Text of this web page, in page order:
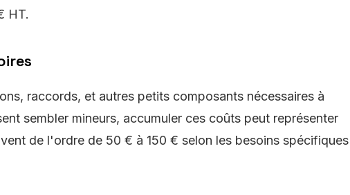
HT.
raccords, et autres petits composants nécessaires à
sembler mineurs, accumuler ces coûts peut représenter
de l'ordre de 50 € à 150 € selon les besoins spécifiques